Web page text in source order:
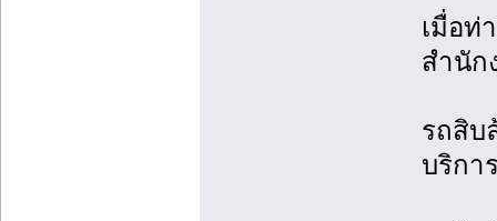
เมื่อท่
สำนัก
รถสิบ
บริกา